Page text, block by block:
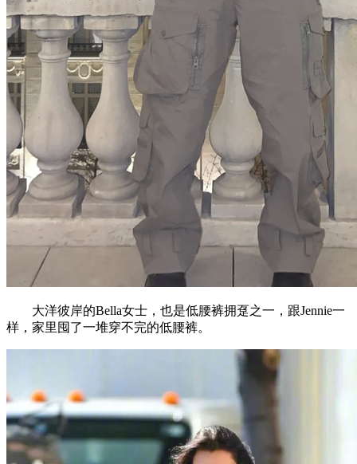
大洋彼岸的Bella女士，也是低腰裤拥趸之一，跟Jennie一
样，家里囤了一堆穿不完的低腰裤。